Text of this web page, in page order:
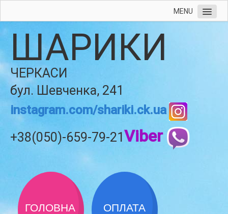
MENU
ШАРИКИ
ЧЕРКАСИ
бул. Шевченка, 241
instagram.com/shariki.ck.ua
+38(050)-659-79-21Viber
ГОЛОВНА ОПЛАТА